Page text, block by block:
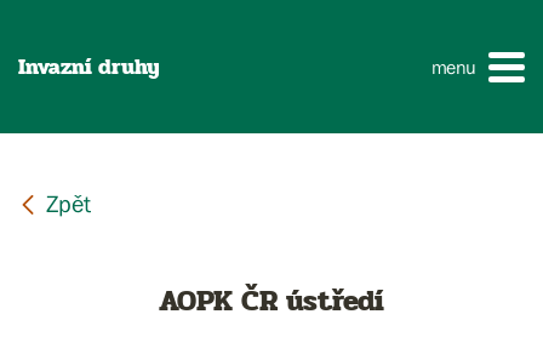
Invazní druhy menu
AOPK ČR ústředí